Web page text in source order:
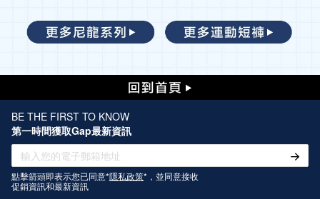
BE THE FIRST TO KNOW
第一時間獲取Gap最新資訊
點擊箭頭即表示您已同意*隱私政策*，並同意接收
促銷資訊和最新資訊